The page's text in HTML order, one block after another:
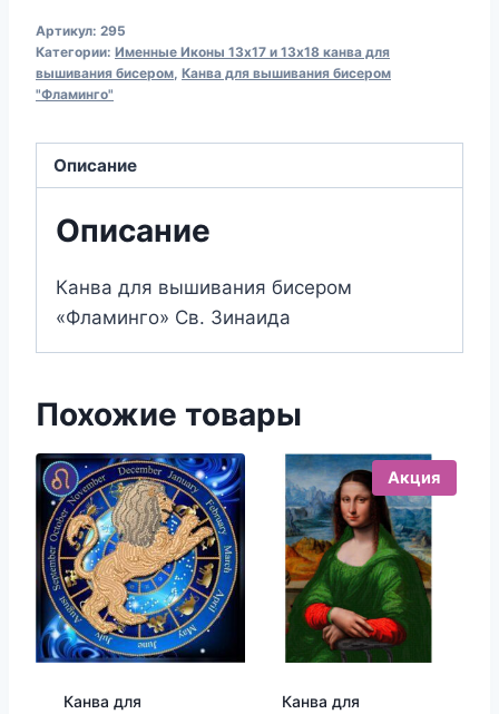
для
вышивания
бисером
Св.
Зинаида
(13х18)
Артикул: 295
Категории: Именные Иконы 13х17 и 13х18 канва для
вышивания бисером Канва для вышивания бисером
"Фламинго"
Описание
Описание
Канва для вышивания бисером
«Фламинго» Св. Зинаида
Похожие товары
Канва для
Акция
Канва для